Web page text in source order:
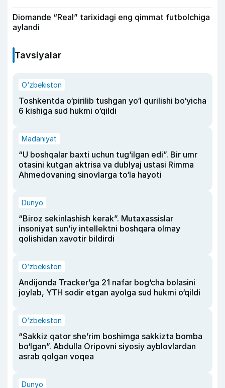
Diomande “Real” tarixidagi eng qimmat futbolchiga
aylandi
Tavsiyalar
O‘zbekiston
Toshkentda o‘pirilib tushgan yo‘l qurilishi bo‘yicha
6 kishiga sud hukmi o‘qildi
Madaniyat
“U boshqalar baxti uchun tug‘ilgan edi”. Bir umr
otasini kutgan aktrisa va dublyaj ustasi Rimma
Ahmedovaning sinovlarga to‘la hayoti
Dunyo
“Biroz sekinlashish kerak”. Mutaxassislar
insoniyat sun’iy intellektni boshqara olmay
qolishidan xavotir bildirdi
O‘zbekiston
Andijonda Tracker’ga 21 nafar bog‘cha bolasini
joylab, YTH sodir etgan ayolga sud hukmi o‘qildi
O‘zbekiston
“Sakkiz qator she’rim boshimga sakkizta bomba
bo‘lgan”. Abdulla Oripovni siyosiy ayblovlardan
asrab qolgan voqea
Dunyo